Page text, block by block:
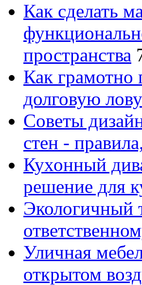
Как сделать
пространства
Как грамотно
долговую
Советы
стен -
Кухонный
решение для
Экологичный
Уличная
открытом